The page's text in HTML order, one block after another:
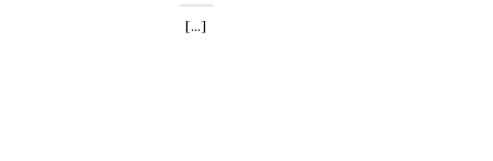
[...]